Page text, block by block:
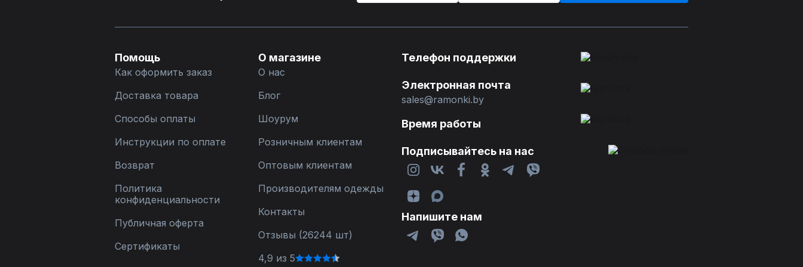
Помощь
Как оформить заказ
Доставка товара
Способы оплаты
Инструкции по оплате
Возврат
Политика
конфиденциальности
Публичная оферта
Сертификаты
О магазине
О нас
Блог
Шоурум
Розничным клиентам
Оптовым клиентам
Производителям одежды
Контакты
Отзывы (26244 шт)
4,9 из 5
Телефон поддержки
Электронная почта
sales@ramonki.by
Время работы
Подписывайтесь на нас
Напишите нам